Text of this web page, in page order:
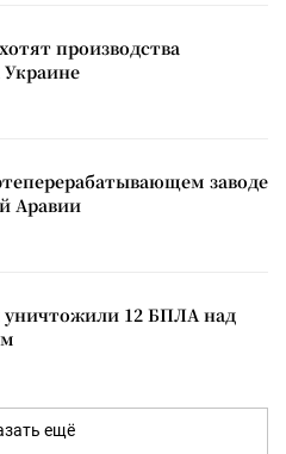
производства
Украине
заводе
Аравии
12 БПЛА над
ещё